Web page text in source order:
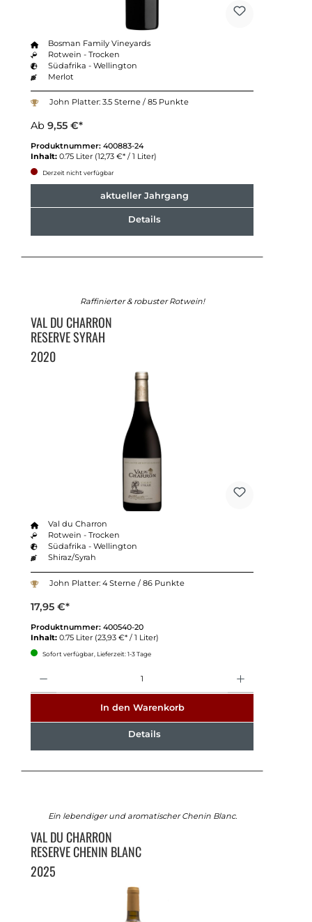
Bosman Family Vineyards
Rotwein - Trocken
Südafrika - Wellington
Merlot
John Platter: 3.5 Sterne / 85 Punkte
Ab 9,55 €*
Produktnummer: 400883-24
Inhalt: 0.75 Liter (12,73 €* / 1 Liter)
Derzeit nicht verfügbar
aktueller Jahrgang
Details
Raffinierter & robuster Rotwein!
VAL DU CHARRON
RESERVE SYRAH
2020
Val du Charron
Rotwein - Trocken
Südafrika - Wellington
Shiraz/Syrah
John Platter: 4 Sterne / 86 Punkte
17,95 €*
Produktnummer: 400540-20
Inhalt: 0.75 Liter (23,93 €* / 1 Liter)
Sofort verfügbar, Lieferzeit: 1-3 Tage
In den Warenkorb
Details
Ein lebendiger und aromatischer Chenin Blanc.
VAL DU CHARRON
RESERVE CHENIN BLANC
2025